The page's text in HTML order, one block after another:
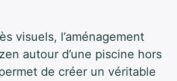
visuels, l’aménagement
autour d’une piscine hors
de créer un véritable